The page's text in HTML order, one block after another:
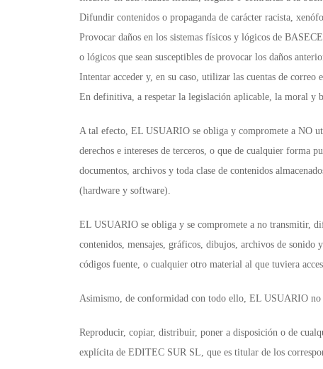
Difundir contenidos o propaganda de carácter racista,
Provocar daños en los sistemas físicos y lógicos de
o lógicos que sean susceptibles de provocar los daños
Intentar acceder y, en su caso, utilizar las cuentas de
En definitiva, a respetar la legislación aplicable, la moral y
A tal efecto, EL USUARIO se obliga y compromete a NO
derechos e intereses de terceros, o que de cualquier
documentos, archivos y toda clase de contenidos
(hardware y software).
EL USUARIO se obliga y se compromete a no transmitir,
contenidos, mensajes, gráficos, dibujos, archivos de
códigos fuente, o cualquier otro material al que tuviera
Asimismo, de conformidad con todo ello, EL USUARIO no
Reproducir, copiar, distribuir, poner a disposición o de
explícita de EDITEC SUR SL, que es titular de los